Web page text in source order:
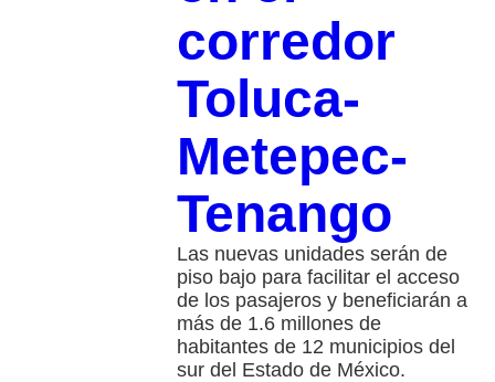
corredor
Toluca-
Metepec-
Tenango
Las nuevas unidades serán de
piso bajo para facilitar el acceso
de los pasajeros y beneficiarán a
más de 1.6 millones de
habitantes de 12 municipios del
sur del Estado de México.